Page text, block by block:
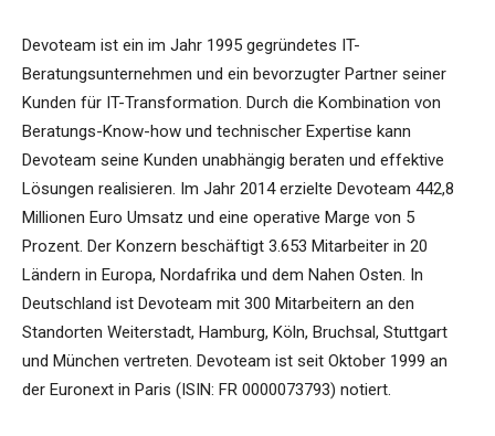
Devoteam ist ein im Jahr 1995 gegründetes IT-
Beratungsunternehmen und ein bevorzugter Partner seiner
Kunden für IT-Transformation. Durch die Kombination von
Beratungs-Know-how und technischer Expertise kann
Devoteam seine Kunden unabhängig beraten und effektive
Lösungen realisieren. Im Jahr 2014 erzielte Devoteam 442,8
Millionen Euro Umsatz und eine operative Marge von 5
Prozent. Der Konzern beschäftigt 3.653 Mitarbeiter in 20
Ländern in Europa, Nordafrika und dem Nahen Osten. In
Deutschland ist Devoteam mit 300 Mitarbeitern an den
Standorten Weiterstadt, Hamburg, Köln, Bruchsal, Stuttgart
und München vertreten. Devoteam ist seit Oktober 1999 an
der Euronext in Paris (ISIN: FR 0000073793) notiert.